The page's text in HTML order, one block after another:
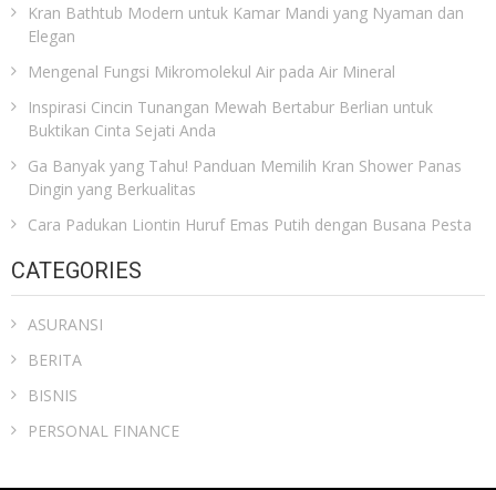
Kran Bathtub Modern untuk Kamar Mandi yang Nyaman dan
Elegan
Mengenal Fungsi Mikromolekul Air pada Air Mineral
Inspirasi Cincin Tunangan Mewah Bertabur Berlian untuk
Buktikan Cinta Sejati Anda
Ga Banyak yang Tahu! Panduan Memilih Kran Shower Panas
Dingin yang Berkualitas
Cara Padukan Liontin Huruf Emas Putih dengan Busana Pesta
CATEGORIES
ASURANSI
BERITA
BISNIS
PERSONAL FINANCE